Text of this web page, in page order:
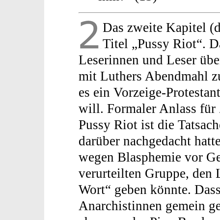
Das zweite Kapitel
Titel „Pussy Riot“.
Leserinnen und Leser
mit Luthers Abendmahl
es ein Vorzeige-
will. Formaler Anlass für
Pussy Riot ist die
darüber nachgedacht
wegen Blasphemie vor
verurteilten Gruppe, den
Wort“ geben könnte.
Anarchistinnen gemein